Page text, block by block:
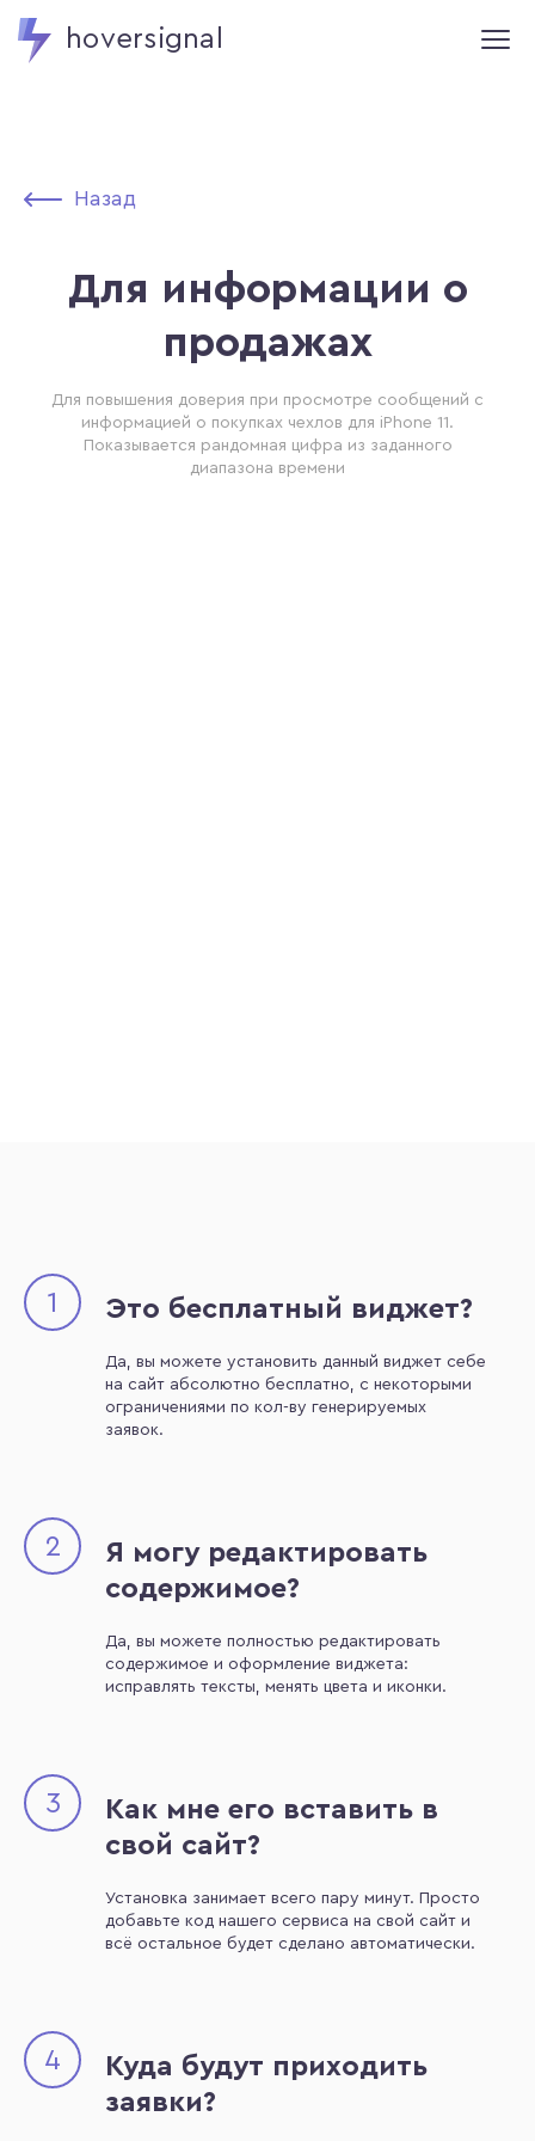
hoversignal
Назад
Для информации о
продажах
Для повышения доверия при просмотре сообщений с
информацией о покупках чехлов для iPhone 11.
Показывается рандомная цифра из заданного
диапазона времени
1 Это бесплатный виджет?
Да, вы можете установить данный виджет себе
на сайт абсолютно бесплатно, с некоторыми
ограничениями по кол-ву генерируемых
заявок.
2
Я могу редактировать
содержимое?
Да, вы можете полностью редактировать
содержимое и оформление виджета:
исправлять тексты, менять цвета и иконки.
3
Как мне его вставить в
свой сайт?
Установка занимает всего пару минут. Просто
добавьте код нашего сервиса на свой сайт и
всё остальное будет сделано автоматически.
4
Куда будут приходить
заявки?